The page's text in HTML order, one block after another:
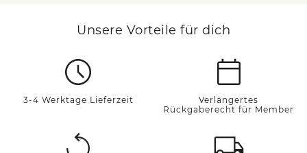
Unsere Vorteile für dich
3-4 Werktage Lieferzeit
Verlängertes
Rückgaberecht für Member